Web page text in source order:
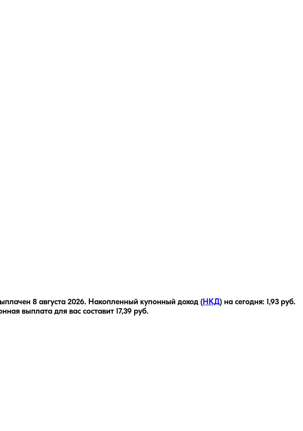
8 августа 2026. Накопленный купонный доход ( НКД) на сегодня: 1,93 руб.
выплата для вас составит 17,39 руб.